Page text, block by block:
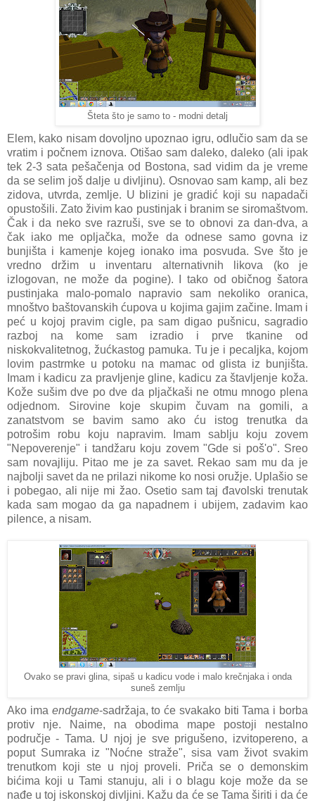
Šteta što je samo to - modni detalj
Elem, kako nisam dovoljno upoznao igru, odlučio sam da se
vratim i počnem iznova. Otišao sam daleko, daleko (ali ipak
tek 2-3 sata pešačenja od Bostona, sad vidim da je vreme
da se selim još dalje u divljinu). Osnovao sam kamp, ali bez
zidova, utvrda, zemlje. U blizini je gradić koji su napadači
opustošili. Zato živim kao pustinjak i branim se siromaštvom.
Čak i da neko sve razruši, sve se to obnovi za dan-dva, a
čak iako me opljačka, može da odnese samo govna iz
bunjišta i kamenje kojeg ionako ima posvuda. Sve što je
vredno držim u inventaru alternativnih likova (ko je
izlogovan, ne može da pogine). I tako od običnog šatora
pustinjaka malo-pomalo napravio sam nekoliko oranica,
mnoštvo baštovanskih ćupova u kojima gajim začine. Imam i
peć u kojoj pravim cigle, pa sam digao pušnicu, sagradio
razboj na kome sam izradio i prve tkanine od
niskokvalitetnog, žućkastog pamuka. Tu je i pecaljka, kojom
lovim pastrmke u potoku na mamac od glista iz bunjišta.
Imam i kadicu za pravljenje gline, kadicu za štavljenje koža.
Kože sušim dve po dve da pljačkaši ne otmu mnogo plena
odjednom. Sirovine koje skupim čuvam na gomili, a
zanatstvom se bavim samo ako ću istog trenutka da
potrošim robu koju napravim. Imam sablju koju zovem
"Nepoverenje" i tandžaru koju zovem "Gde si poš'o". Sreo
sam novajliju. Pitao me je za savet. Rekao sam mu da je
najbolji savet da ne prilazi nikome ko nosi oružje. Uplašio se
i pobegao, ali nije mi žao. Osetio sam taj đavolski trenutak
kada sam mogao da ga napadnem i ubijem, zadavim kao
pilence, a nisam.
Ovako se pravi glina, sipaš u kadicu vode i malo krečnjaka i onda
suneš zemlju
Ako ima endgame-sadržaja, to će svakako biti Tama i borba
protiv nje. Naime, na obodima mape postoji nestalno
područje - Tama. U njoj je sve prigušeno, izvitopereno, a
poput Sumraka iz "Noćne straže", sisa vam život svakim
trenutkom koji ste u njoj proveli. Priča se o demonskim
bićima koji u Tami stanuju, ali i o blagu koje može da se
nađe u toj iskonskoj divljini. Kažu da će se Tama širiti i da će